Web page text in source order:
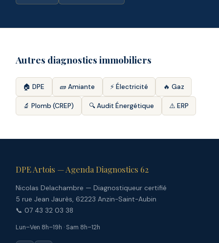
Autres diagnostics immobiliers
🏠 DPE 🧱 Amiante ⚡ Électricité 🔥 Gaz
🔬 Plomb (CREP) 🔍 Audit Énergétique ⚠️ ERP
DPE Artois — Agenda Diagnostics 62
Nicolas Delachambre — Diagnostiqueur certifié
5 rue Jean Jaurès, 62223 Anzin-Saint-Aubin
📞 07 43 32 03 38
Lun–Ven 8h–19h · Sam 8h–12h